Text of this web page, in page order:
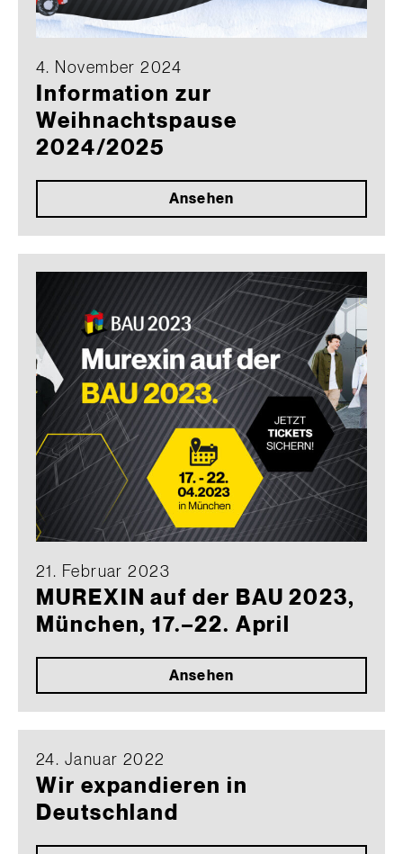
4. November 2024
Information zur
Weihnachtspause
2024/2025
Ansehen
21. Februar 2023
MUREXIN auf der BAU 2023,
München, 17.–22. April
Ansehen
24. Januar 2022
Wir expandieren in
Deutschland